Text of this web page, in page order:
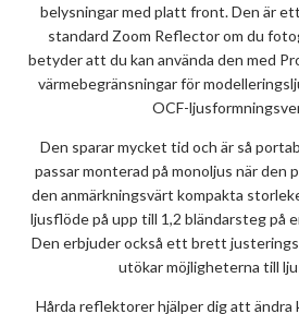
belysningar med platt front. Den är
standard Zoom Reflector om du
betyder att du kan använda den med
värmebegränsningar för
OCF-
Den sparar mycket tid och är så
passar monterad på monoljus när den
den anmärkningsvärt kompakta
ljusflöde på upp till 1,2 bländarsteg på
Den erbjuder också ett brett
utökar möjligheterna till
Hårda reflektorer hjälper dig att ändra